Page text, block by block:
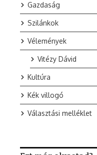
Gazdaság
Szilánkok
Vélemények
Vitézy Dávid
Kultúra
Kék villogó
Választási melléklet